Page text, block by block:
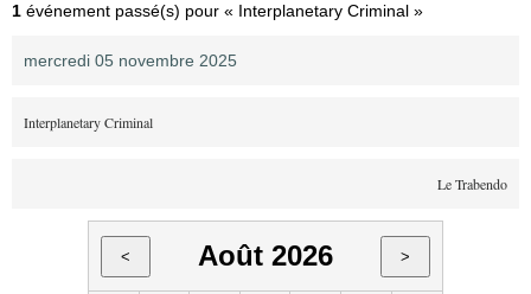
1 événement passé(s) pour « Interplanetary Criminal »
mercredi 05 novembre 2025
Interplanetary Criminal
Le Trabendo
< Août 2026 >